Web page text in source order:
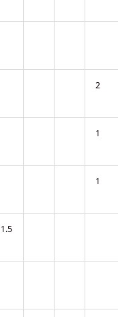
2
1
1
1.5